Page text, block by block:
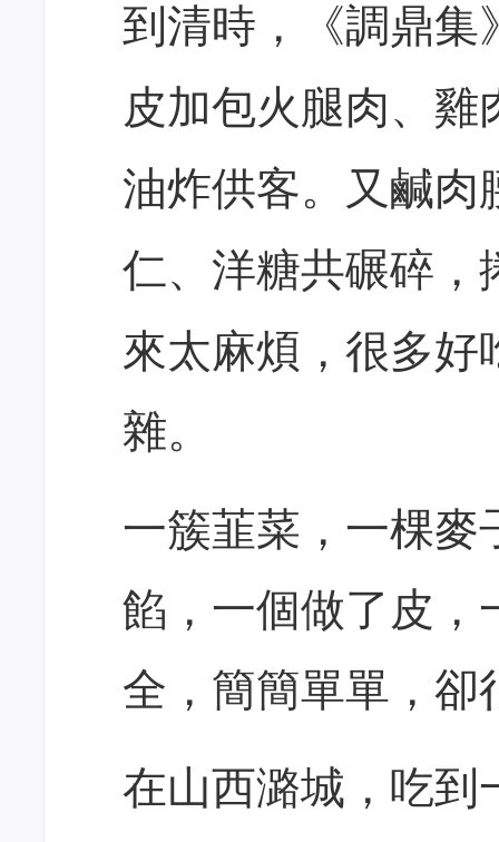
到清時，《調鼎集
皮加包火腿肉、
油炸供客。又鹹肉
仁、洋糖共碾碎，
來太麻煩，很多好
雜。
一簇韮菜，一棵麥
餡，一個做了皮，
全，簡簡單單，卻
在山西潞城，吃到